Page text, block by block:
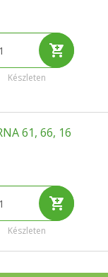
Készleten
61, 66, 16
Készleten